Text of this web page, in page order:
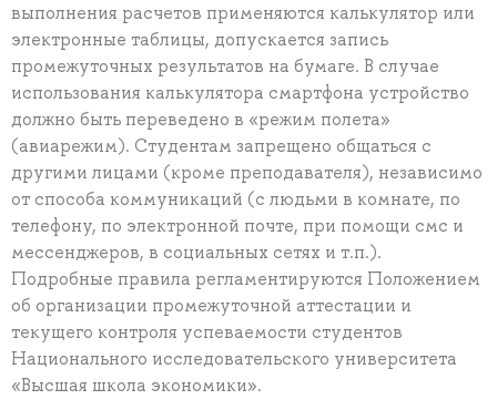
выполнения расчетов применяются калькулятор или
электронные таблицы, допускается запись
промежуточных результатов на бумаге. В случае
использования калькулятора смартфона устройство
должно быть переведено в «режим полета»
(авиарежим). Студентам запрещено общаться с
другими лицами (кроме преподавателя), независимо
от способа коммуникаций (с людьми в комнате, по
телефону, по электронной почте, при помощи смс и
мессенджеров, в социальных сетях и т.п.).
Подробные правила регламентируются Положением
об организации промежуточной аттестации и
текущего контроля успеваемости студентов
Национального исследовательского университета
«Высшая школа экономики».